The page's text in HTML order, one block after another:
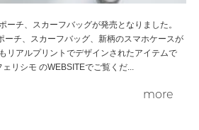
ーチ、スカーフバッグが発売となりました。
ーチ、スカーフバッグ、新柄のスマホケースが
リアルプリントでデザインされたアイテムで
リシモ のWEBSITEでご覧くだ...
more